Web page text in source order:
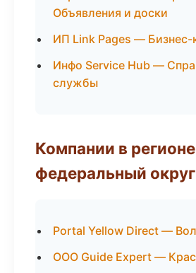
Объявления и доски
ИП Link Pages — Бизнес-
Инфо Service Hub —
службы
Компании в
федеральный округ
Portal Yellow Direct —
ООО Guide Expert —